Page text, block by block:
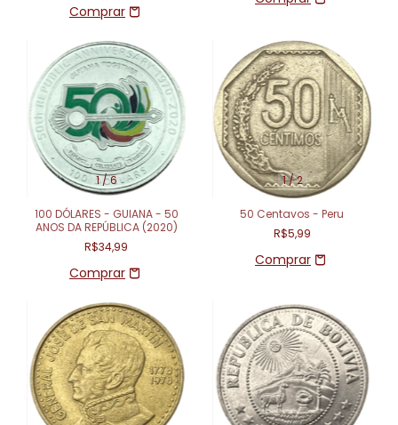
1/6
100 DÓLARES - GUIANA - 50
ANOS DA REPÚBLICA (2020)
R$34,99
1/2
50 Centavos - Peru
R$5,99